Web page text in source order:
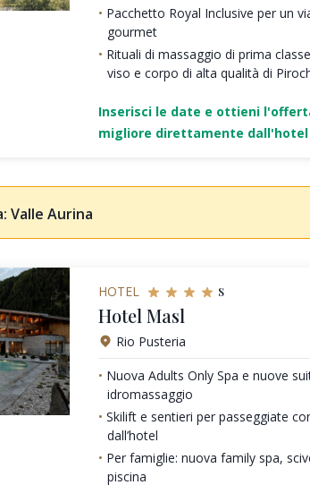
Pacchetto Royal Inclusive per un
gourmet
Rituali di massaggio di prima
viso e corpo di alta qualità di
Inserisci le date e ottieni
migliore direttamente dall'hotel
Valle Aurina
HOTEL s
Hotel Masl
Rio Pusteria
Nuova Adults Only Spa e nuove
idromassaggio
Skilift e sentieri per passeggiate
dall’hotel
Per famiglie: nuova family spa,
piscina